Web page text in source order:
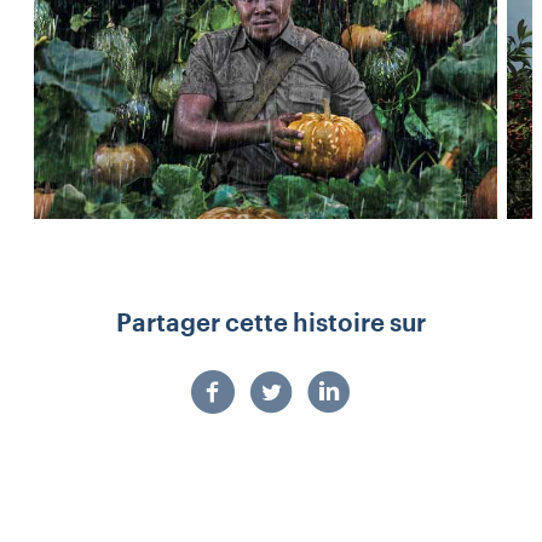
Partager cette histoire sur